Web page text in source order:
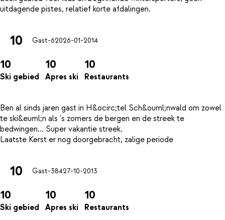
10 Gast-62026-01-2014
10
Ski gebied
10
Apres ski
10
Restaurants
Ben al sinds jaren gast in H&ocirc;tel Sch&ouml;nwald om zowel
te ski&euml;n als 's zomers de bergen en de streek te
bedwingen... Super vakantie streek.
10 Gast-38427-10-2013
10
Ski gebied
10
Apres ski
10
Restaurants